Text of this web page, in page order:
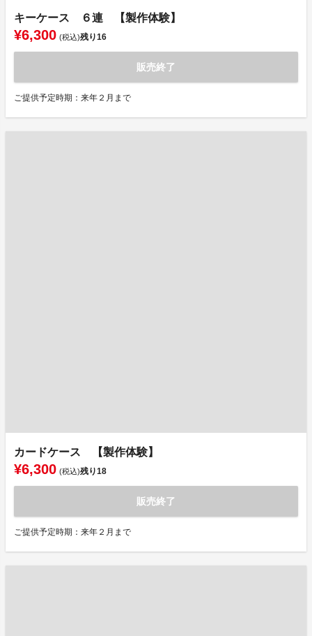
キーケース ６連 【製作体験】
¥6,300 (税込)残り16
販売終了
ご提供予定時期：来年２月まで
カードケース 【製作体験】
¥6,300 (税込)残り18
販売終了
ご提供予定時期：来年２月まで